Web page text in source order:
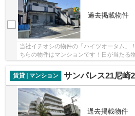
過去掲載物件
当社イチオシの物件の「ハイツオータム」
ちらの物件はマンションです！日が当たる
賃貸 | マンション
サンパレス21尼崎2
過去掲載物件